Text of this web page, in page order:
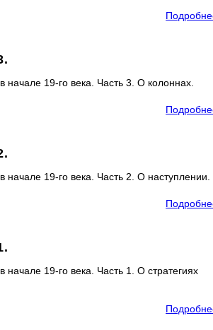
19-го века. Часть 3. О колоннах.
19-го века. Часть 2. О наступлении.
19-го века. Часть 1. О стратегиях